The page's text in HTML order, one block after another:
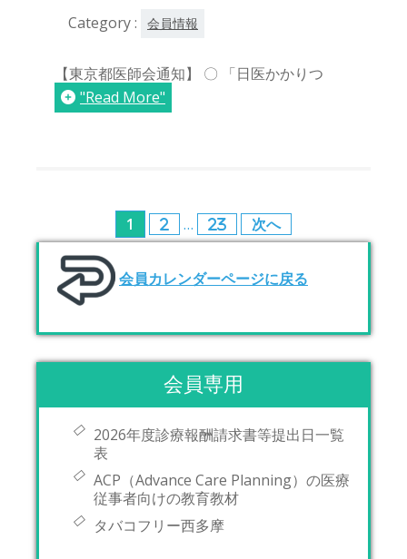
Category : 会員情報
【東京都医師会通知】 〇 「日医かかりつ
"Read More"
投
稿
の
ペ
ー
ジ
1 2 … 23 次へ
会員カレンダーページに戻る
会員専用
2026年度診療報酬請求書等提出日一覧
表
ACP（Advance Care Planning）の医療
従事者向けの教育教材
タバコフリー西多摩